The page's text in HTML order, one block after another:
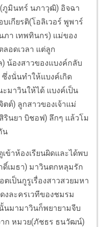
ภูมินทร์ นภาวุฒิ) อิจฉา
เกียรติ(โอลิเวอร์ พูพาร์
ภา เทพทินกร) แม่ของ
ลอดเวลา แต่ลูก
น้องสาวของแบงค์กลับ
งนั่นทำให้แบงค์เกิด
มาวินให้ได้ แบงค์เป็น
ต์) ลูกสาวของเจ้าแม่
รินยา บิชอฟ) ลึกๆ แล้วโม
น
ข้าห้องเรียนผิดและได้พบ
เมธา) มาวินตกหลุมรัก
เป็นกูรูเรื่องสาวสวยมหา
งละครเวทีของชมรม
นมามาวินก็พยายามจีบ
ก หมวย(ภัชธร ธนวัฒน์)